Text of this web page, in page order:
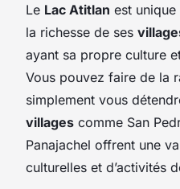
Le Lac Atitlan est
la richesse de ses
ayant sa propre culture
Vous pouvez faire de la
simplement vous
villages comme San
Panajachel offrent une
culturelles et d’activités